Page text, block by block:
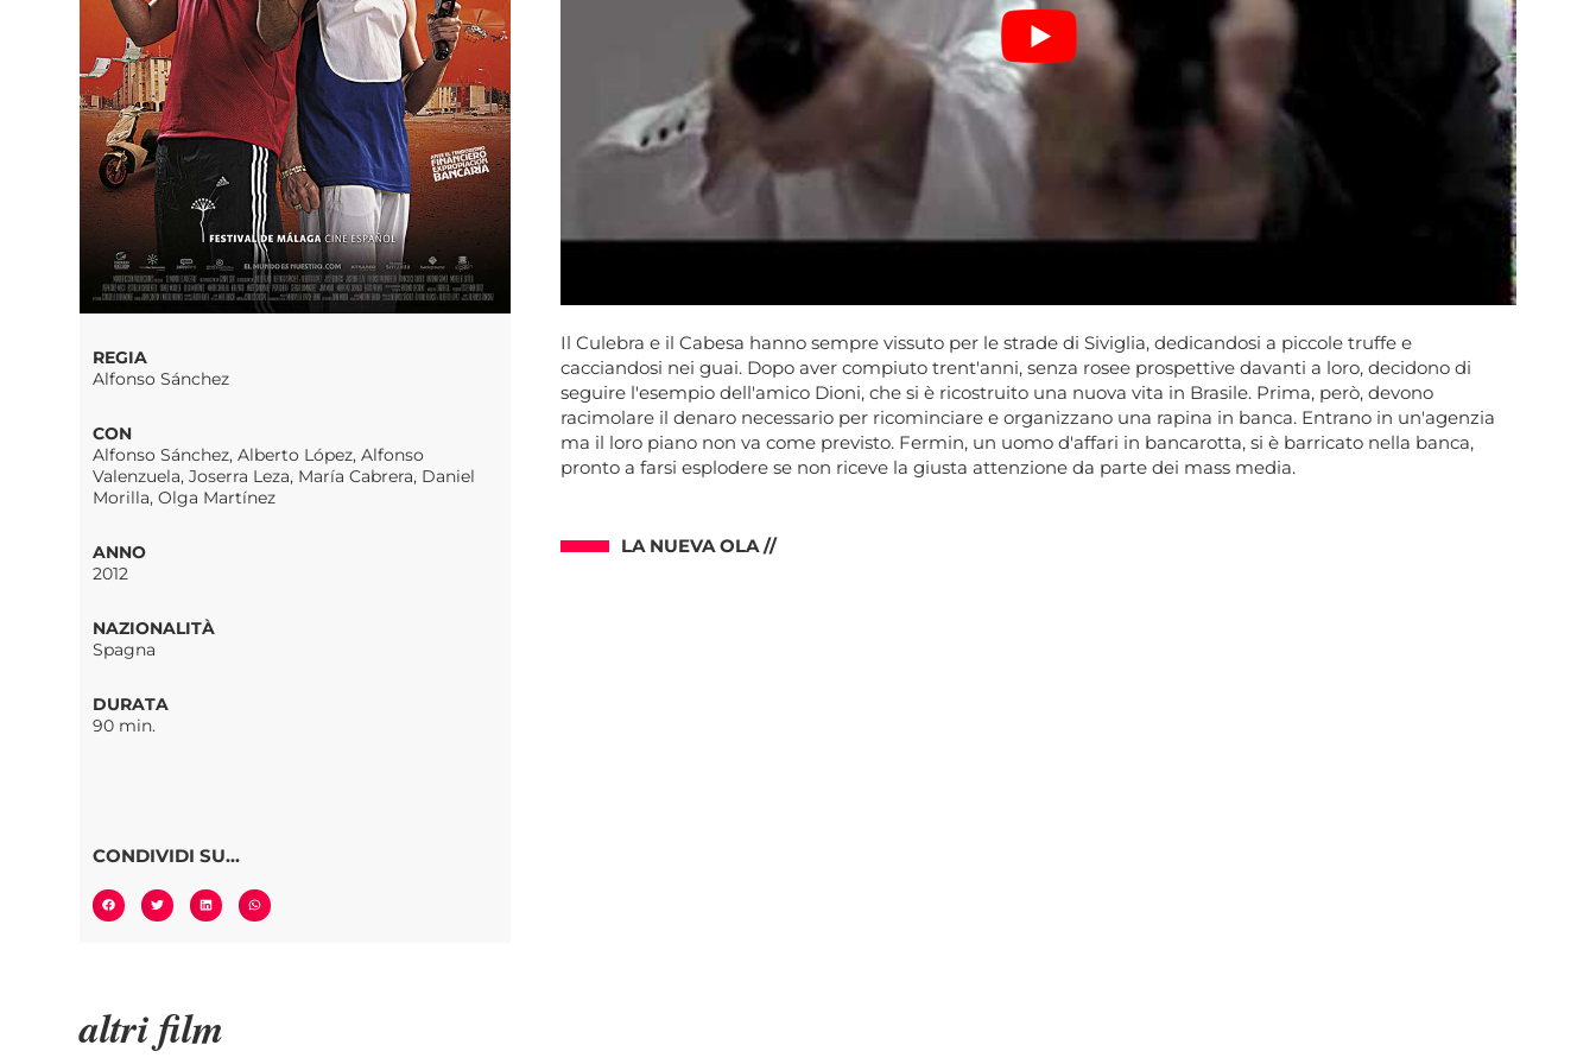
REGIA
Alfonso Sánchez
CON
Alfonso Sánchez, Alberto López, Alfonso
Valenzuela, Joserra Leza, María Cabrera, Daniel
Morilla, Olga Martínez
ANNO
2012
NAZIONALITÀ
Spagna
DURATA
90 min.
CONDIVIDI SU...
Il Culebra e il Cabesa hanno sempre vissuto per le strade di Siviglia, dedicandosi a piccole truffe e
cacciandosi nei guai. Dopo aver compiuto trent'anni, senza rosee prospettive davanti a loro, decidono di
seguire l'esempio dell'amico Dioni, che si è ricostruito una nuova vita in Brasile. Prima, però, devono
racimolare il denaro necessario per ricominciare e organizzano una rapina in banca. Entrano in un'agenzia
ma il loro piano non va come previsto. Fermin, un uomo d'affari in bancarotta, si è barricato nella banca,
pronto a farsi esplodere se non riceve la giusta attenzione da parte dei mass media.
LA NUEVA OLA //
altri film